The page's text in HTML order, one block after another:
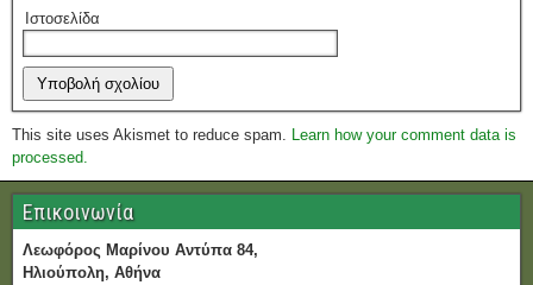
Ιστοσελίδα
This site uses Akismet to reduce spam. Learn how your comment data is
processed.
Επικοινωνία
Λεωφόρος Μαρίνου Αντύπα 84,
Ηλιούπολη, Αθήνα